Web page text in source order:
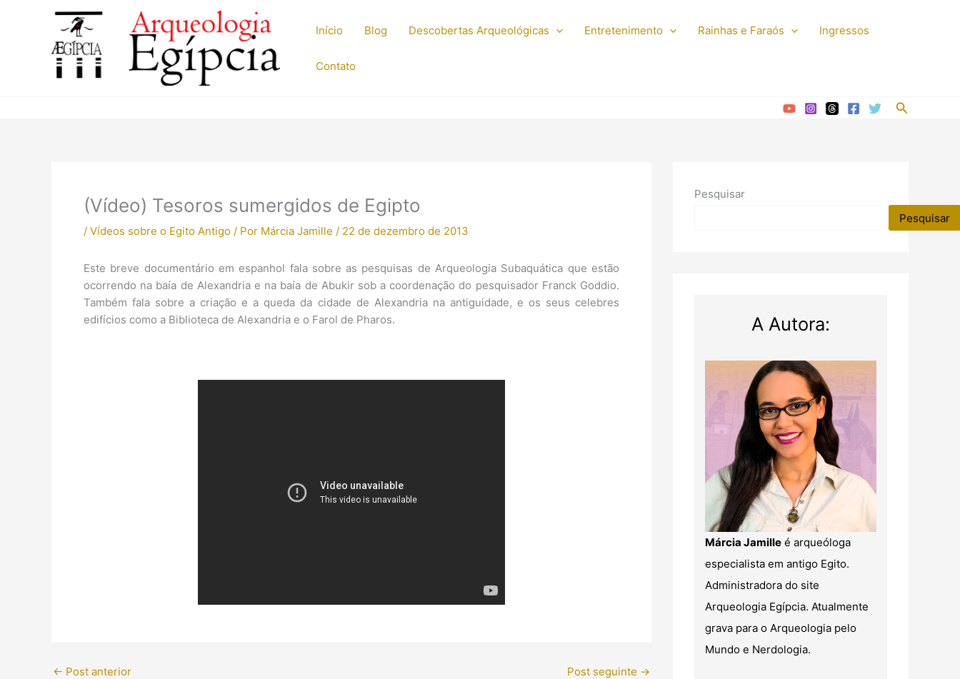
Início Blog Descobertas Arqueológicas Entretenimento Rainhas e Faraós Ingressos
Contato
Pesquisar
(Vídeo) Tesoros sumergidos de Egipto
/ Vídeos sobre o Egito Antigo / Por Márcia Jamille / 22 de dezembro de 2013
Este breve documentário em espanhol fala sobre as pesquisas de Arqueologia Subaquática que estão
ocorrendo na baía de Alexandria e na baía de Abukir sob a coordenação do pesquisador Franck Goddio.
Também fala sobre a criação e a queda da cidade de Alexandria na antiguidade, e os seus celebres
edifícios como a Biblioteca de Alexandria e o Farol de Pharos.
← Post anterior Post seguinte →
Pesquisar
Pesquisar
A Autora:
Márcia Jamille é arqueóloga
especialista em antigo Egito.
Administradora do site
Arqueologia Egípcia. Atualmente
grava para o Arqueologia pelo
Mundo e Nerdologia.